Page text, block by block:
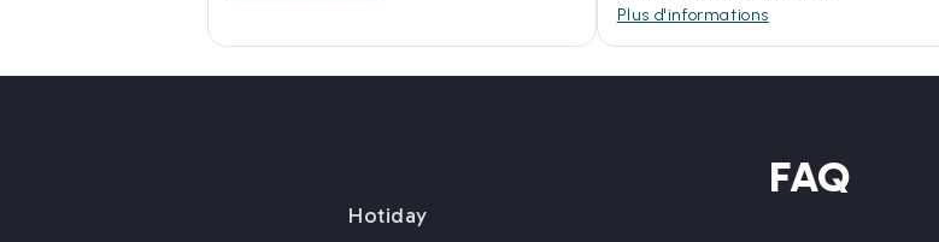
Plus d'informations
FAQ
Hotiday